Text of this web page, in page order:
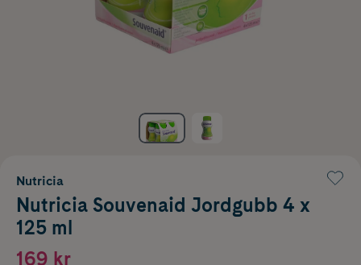
Nutricia
Nutricia Souvenaid Jordgubb 4 x
125 ml
169 kr